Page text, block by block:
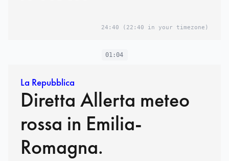
24:40 (22:40 in your timezone)
01:04
La Repubblica
Diretta Allerta meteo
rossa in Emilia-
Romagna.